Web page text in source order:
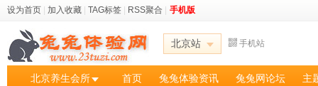
设为首页 加入收藏 TAG标签 RSS聚合 手机版
北京站 手机站
北京养生会所 首页 兔兔体验资讯 兔兔网论坛 主